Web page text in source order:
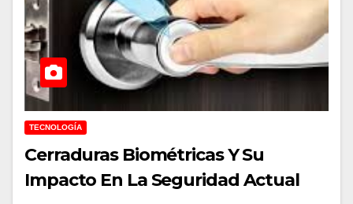
TECNOLOGÍA
Cerraduras Biométricas Y Su
Impacto En La Seguridad Actual